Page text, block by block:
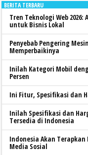
BERITA TERBARU
Tren Teknologi Web 2026:
untuk Bisnis Lokal
Penyebab Pengering
Memperbaikinya
Inilah Kategori Mobil
Persen
Ini Fitur, Spesifikasi dan
Inilah Spesifikasi dan
Tersedia di Indonesia
Indonesia Akan
Media Sosial